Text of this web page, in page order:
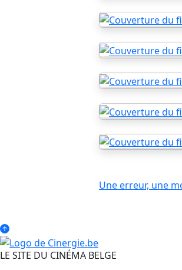
Une erreur, une
LE SITE DU CINÉMA BELGE